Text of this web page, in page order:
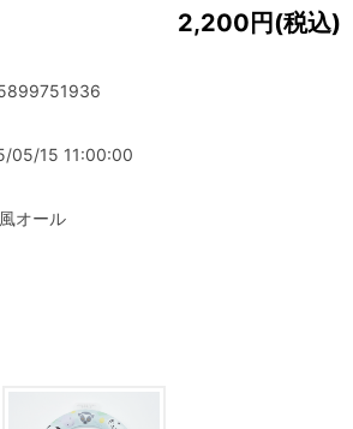
2,200円(税込)
05/15 11:00:00
オール